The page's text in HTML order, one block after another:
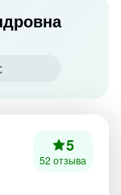
5
52 отзыва